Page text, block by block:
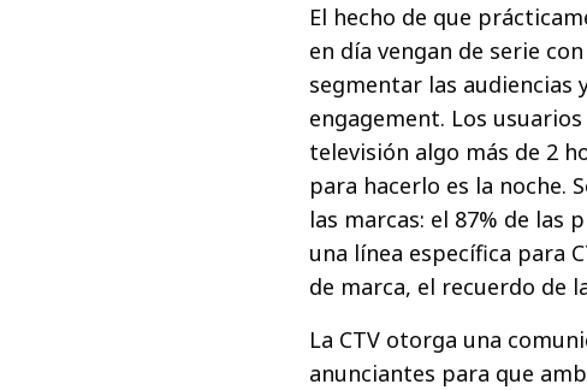
El hecho de que
en día vengan de serie
segmentar las
engagement. Los
televisión algo más de 2
para hacerlo es la noche.
las marcas: el 87% de las
una línea específica para
de marca, el recuerdo de
La CTV otorga una
anunciantes para que